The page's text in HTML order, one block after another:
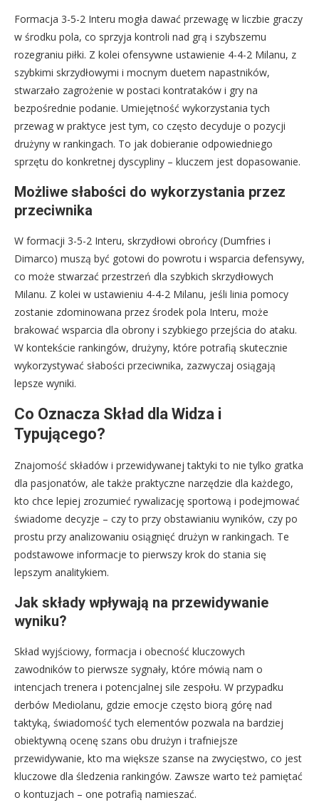
Formacja 3-5-2 Interu mogła dawać przewagę w liczbie graczy
w środku pola, co sprzyja kontroli nad grą i szybszemu
rozegraniu piłki. Z kolei ofensywne ustawienie 4-4-2 Milanu, z
szybkimi skrzydłowymi i mocnym duetem napastników,
stwarzało zagrożenie w postaci kontrataków i gry na
bezpośrednie podanie. Umiejętność wykorzystania tych
przewag w praktyce jest tym, co często decyduje o pozycji
drużyny w rankingach. To jak dobieranie odpowiedniego
sprzętu do konkretnej dyscypliny – kluczem jest dopasowanie.
Możliwe słabości do wykorzystania przez
przeciwnika
W formacji 3-5-2 Interu, skrzydłowi obrońcy (Dumfries i
Dimarco) muszą być gotowi do powrotu i wsparcia defensywy,
co może stwarzać przestrzeń dla szybkich skrzydłowych
Milanu. Z kolei w ustawieniu 4-4-2 Milanu, jeśli linia pomocy
zostanie zdominowana przez środek pola Interu, może
brakować wsparcia dla obrony i szybkiego przejścia do ataku.
W kontekście rankingów, drużyny, które potrafią skutecznie
wykorzystywać słabości przeciwnika, zazwyczaj osiągają
lepsze wyniki.
Co Oznacza Skład dla Widza i
Typującego?
Znajomość składów i przewidywanej taktyki to nie tylko gratka
dla pasjonatów, ale także praktyczne narzędzie dla każdego,
kto chce lepiej zrozumieć rywalizację sportową i podejmować
świadome decyzje – czy to przy obstawianiu wyników, czy po
prostu przy analizowaniu osiągnięć drużyn w rankingach. Te
podstawowe informacje to pierwszy krok do stania się
lepszym analitykiem.
Jak składy wpływają na przewidywanie
wyniku?
Skład wyjściowy, formacja i obecność kluczowych
zawodników to pierwsze sygnały, które mówią nam o
intencjach trenera i potencjalnej sile zespołu. W przypadku
derbów Mediolanu, gdzie emocje często biorą górę nad
taktyką, świadomość tych elementów pozwala na bardziej
obiektywną ocenę szans obu drużyn i trafniejsze
przewidywanie, kto ma większe szanse na zwycięstwo, co jest
kluczowe dla śledzenia rankingów. Zawsze warto też pamiętać
o kontuzjach – one potrafią namieszać.